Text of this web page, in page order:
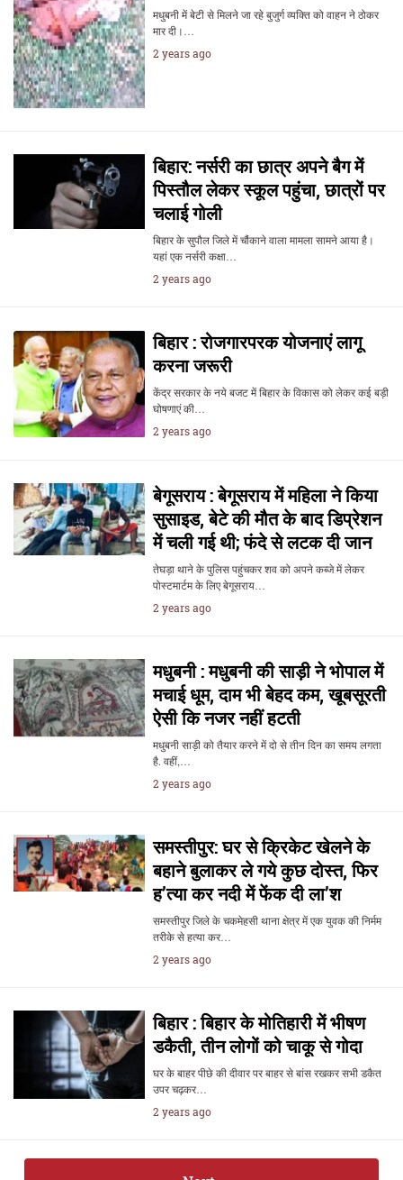
मधुबनी में बेटी से मिलने जा रहे बुजुर्ग व्यक्ति को वाहन ने ठोकर
मार दी।…
2 years ago
बिहार: नर्सरी का छात्र अपने बैग में
पिस्तौल लेकर स्कूल पहुंचा, छात्रों पर
चलाई गोली
बिहार के सुपौल जिले में चौंकाने वाला मामला सामने आया है।
यहां एक नर्सरी कक्षा…
2 years ago
बिहार : रोजगारपरक योजनाएं लागू
करना जरूरी
केंद्र सरकार के नये बजट में बिहार के विकास को लेकर कई बड़ी
घोषणाएं की…
2 years ago
बेगूसराय : बेगूसराय में महिला ने किया
सुसाइड, बेटे की मौत के बाद डिप्रेशन
में चली गई थी; फंदे से लटक दी जान
तेघड़ा थाने के पुलिस पहुंचकर शव को अपने कब्जे में लेकर
पोस्टमार्टम के लिए बेगूसराय…
2 years ago
मधुबनी : मधुबनी की साड़ी ने भोपाल में
मचाई धूम, दाम भी बेहद कम, खूबसूरती
ऐसी कि नजर नहीं हटती
मधुबनी साड़ी को तैयार करने में दो से तीन दिन का समय लगता
है. वहीं,…
2 years ago
समस्तीपुर: घर से क्रिकेट खेलने के
बहाने बुलाकर ले गये कुछ दोस्त, फिर
ह’त्या कर नदी में फेंक दी ला’श
समस्तीपुर जिले के चकमेहसी थाना क्षेत्र में एक युवक की निर्मम
तरीके से हत्या कर…
2 years ago
बिहार : बिहार के मोतिहारी में भीषण
डकैती, तीन लोगों को चाकू से गोदा
घर के बाहर पीछे की दीवार पर बाहर से बांस रखकर सभी डकैत
उपर चढ़कर…
2 years ago